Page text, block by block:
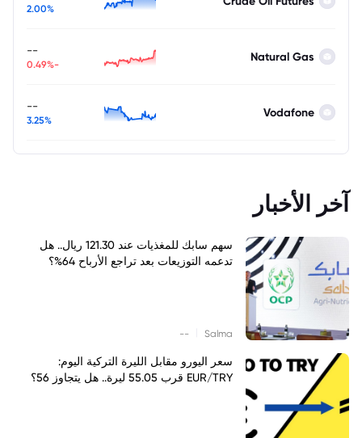
2.00%
Natural Gas
--
-0.49%
Vodafone
--
3.25%
آخر الأخبار
سهم سابك للمغذيات عند 121.30 ريال.. هل
تدعمه التوزيعات بعد تراجع الأرباح 64%؟
Salma
--
سعر اليورو مقابل الليرة التركية اليوم:
EUR/TRY قرب 55.05 ليرة.. هل يتجاوز 56؟